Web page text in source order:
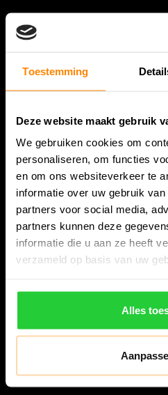
Toestemming
Deze website maakt gebruik
We gebruiken cookies om
personaliseren, om functies
en om ons websiteverkeer te
informatie over uw gebruik
partners voor social media,
partners kunnen deze
informatie die u aan ze heeft
verzameld op basis van uw
Alles
Bespanracket.nl is dé
8224 AA
06-